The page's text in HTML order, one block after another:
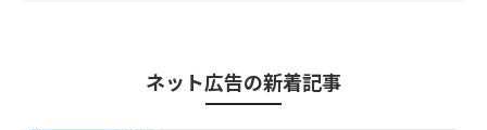
ネット広告の新着記事